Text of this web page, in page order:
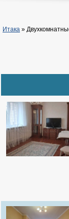
Итака »